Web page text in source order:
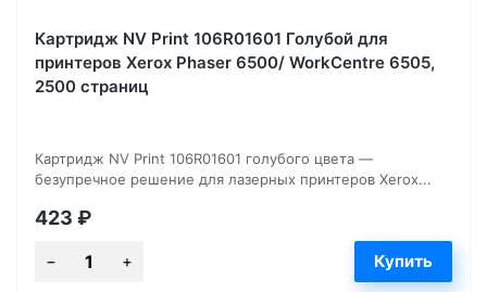
Картридж NV Print 106R01601 Голубой для
принтеров Xerox Phaser 6500/ WorkCentre 6505,
2500 страниц
Картридж NV Print 106R01601 голубого цвета —
безупречное решение для лазерных принтеров Xerox...
423 ₽